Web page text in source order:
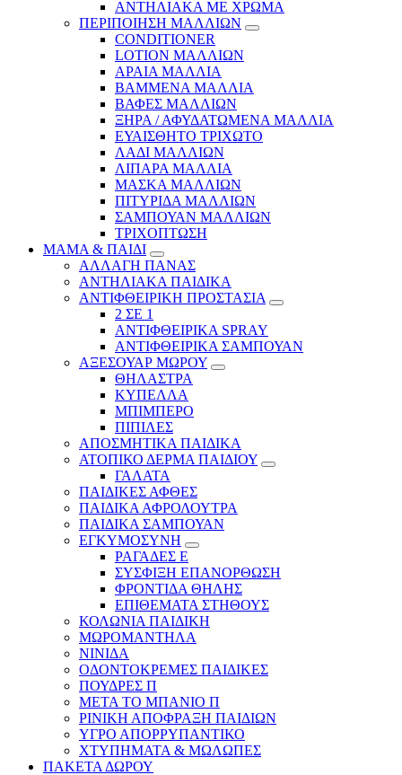
ΑΝΤΗΛΙΑΚΑ ΜΕ ΧΡΩΜΑ
ΠΕΡΙΠΟΙΗΣΗ ΜΑΛΛΙΩΝ
CONDITIONER
LOTION ΜΑΛΛΙΩΝ
ΑΡΑΙΑ ΜΑΛΛΙΑ
ΒΑΜΜΕΝΑ ΜΑΛΛΙΑ
ΒΑΦΕΣ ΜΑΛΛΙΩΝ
ΞΗΡΑ / ΑΦΥΔΑΤΩΜΕΝΑ ΜΑΛΛΙΑ
ΕΥΑΙΣΘΗΤΟ ΤΡΙΧΩΤΟ
ΛΑΔΙ ΜΑΛΛΙΩΝ
ΛΙΠΑΡΑ ΜΑΛΛΙΑ
ΜΑΣΚΑ ΜΑΛΛΙΩΝ
ΠΙΤΥΡΙΔΑ ΜΑΛΛΙΩΝ
ΣΑΜΠΟΥΑΝ ΜΑΛΛΙΩΝ
ΤΡΙΧΟΠΤΩΣΗ
ΜΑΜΑ & ΠΑΙΔΙ
ΑΛΛΑΓΗ ΠΑΝΑΣ
ΑΝΤΗΛΙΑΚΑ ΠΑΙΔΙΚΑ
ΑΝΤΙΦΘΕΙΡΙΚΗ ΠΡΟΣΤΑΣΙΑ
2 ΣΕ 1
ΑΝΤΙΦΘΕΙΡΙΚΑ SPRAY
ΑΝΤΙΦΘΕΙΡΙΚΑ ΣΑΜΠΟΥΑΝ
ΑΞΕΣΟΥΑΡ ΜΩΡΟΥ
ΘΗΛΑΣΤΡΑ
ΚΥΠΕΛΛΑ
ΜΠΙΜΠΕΡΟ
ΠΙΠΙΛΕΣ
ΑΠΟΣΜΗΤΙΚΑ ΠΑΙΔΙΚΑ
ΑΤΟΠΙΚΟ ΔΕΡΜΑ ΠΑΙΔΙΟΥ
ΓΑΛΑΤΑ
ΠΑΙΔΙΚΕΣ ΑΦΘΕΣ
ΠΑΙΔΙΚΑ ΑΦΡΟΛΟΥΤΡΑ
ΠΑΙΔΙΚΑ ΣΑΜΠΟΥΑΝ
ΕΓΚΥΜΟΣΥΝΗ
ΡΑΓΑΔΕΣ Ε
ΣΥΣΦΙΞΗ ΕΠΑΝΟΡΘΩΣΗ
ΦΡΟΝΤΙΔΑ ΘΗΛΗΣ
ΕΠΙΘΕΜΑΤΑ ΣΤΗΘΟΥΣ
ΚΟΛΩΝΙΑ ΠΑΙΔΙΚΗ
ΜΩΡΟΜΑΝΤΗΛΑ
ΝΙΝΙΔΑ
ΟΔΟΝΤΟΚΡΕΜΕΣ ΠΑΙΔΙΚΕΣ
ΠΟΥΔΡΕΣ Π
ΜΕΤΑ ΤΟ ΜΠΑΝΙΟ Π
ΡΙΝΙΚΗ ΑΠΟΦΡΑΞΗ ΠΑΙΔΙΩΝ
ΥΓΡΟ ΑΠΟΡΡΥΠΑΝΤΙΚΟ
ΧΤΥΠΗΜΑΤΑ & ΜΩΛΩΠΕΣ
ΠΑΚΕΤΑ ΔΩΡΟΥ